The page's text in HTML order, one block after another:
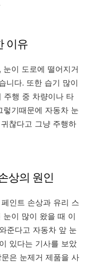
이유
이 도로에 떨어지거
니다. 또한 습기 많이
주행 중 차량이나 타
기때문에 자동차 눈
찮다고 그냥 주행하
상의 원인
인트 손상과 유리 스
이 많이 왔을 때 이
준다고 자동차 앞 눈
있다는 기사를 보았
은 눈제거 제품을 사